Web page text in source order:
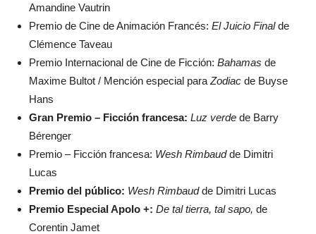
Amandine Vautrin
Premio de Cine de Animación Francés: El Juicio Finalde
Clémence Taveau
Premio Internacional de Cine de Ficción: Bahamas de
Maxime Bultot / Mención especial para Zodiac de Buyse
Hans
Gran Premio – Ficción francesa: Luz verde de Barry
Bérenger
Premio – Ficción francesa: Wesh Rimbaudde Dimitri
Lucas
Premio del público: Wesh Rimbaudde Dimitri Lucas
Premio Especial Apolo +: De tal tierra, tal sapo, de
Corentin Jamet